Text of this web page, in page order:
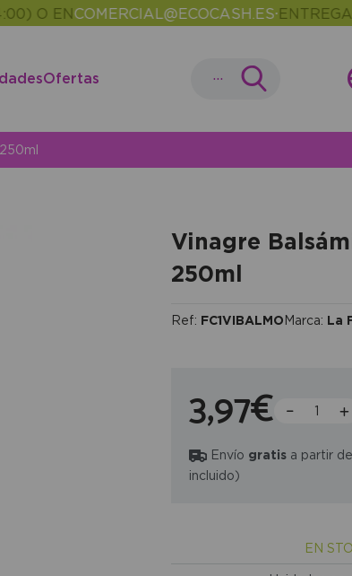
EN COMERCIAL@ECOCASH.ES•ENTREGAS
Ofertas ...
Vinagre
250ml
Ref: FC1VIBALMO Marca: La
3,97€
Envío gratisa partir
incluido)
EN